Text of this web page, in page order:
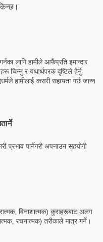
लागि हामीले आफैंप्रति इमान्दार
चिन्नु र यथार्थपरक दृष्टिले हेर्नु
हामीलाई कसरी सहायता गर्छ जान्न
प्रभाव पार्नेगरी अपनाउन सहयोगी
विनाशात्मक) कुराहरूबाट अलग
रचनात्मक) तरीकाले मात्र गर्ने।